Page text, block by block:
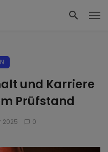
und Karriere
Prüfstand
2025 0